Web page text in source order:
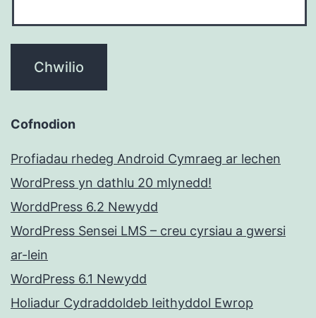
Cofnodion
Profiadau rhedeg Android Cymraeg ar lechen
WordPress yn dathlu 20 mlynedd!
WorddPress 6.2 Newydd
WordPress Sensei LMS – creu cyrsiau a gwersi
ar-lein
WordPress 6.1 Newydd
Holiadur Cydraddoldeb Ieithyddol Ewrop